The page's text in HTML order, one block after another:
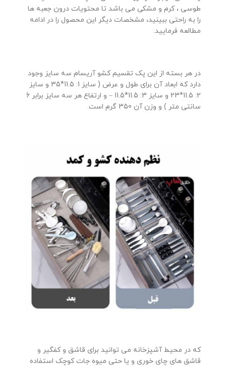
طوسی ، کرم و مشکی می باشد تا محتویات درون جعبه ها
را به راحتی ببینید، مشخصات دیگر این محصول را در ادامه
مطالعه فرمایید.
در هر بسته از این پک تقسیم کشو آریسام سه سایز وجود
دارد که ابعاد آن برای طول و عرض ( سایز 1: 11.5*35 و سایز
2: 11.5*23 و سایز 3: 11.5*11.5 – و ارتفاع هر سه سایز برابر 6
سانتی متر ) و وزن آن 350 گرم است.
که در محیط آشپزخانه می توانید برای قاشق و کفگیر و
قاشق های چای خوری و یا حتی میوه جات کوچک استفاده